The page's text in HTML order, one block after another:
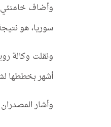
وأضاف خامنئي
سوريا، هو
أشهر بخططها
وأشار